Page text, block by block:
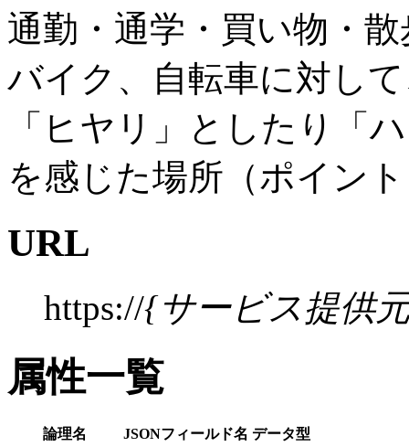
通勤・通学・買い物・
バイク、自転車に対し
「ヒヤリ」としたり「
を感じた場所（ポイン
URL
https://{サービス提供
属性一覧
論理名 JSONフィールド名 データ型